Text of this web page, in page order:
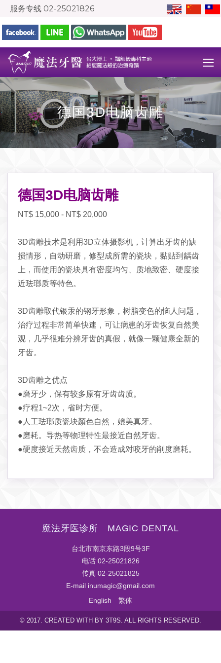
服务专线 02-25021826
德国3D电脑齿雕
德国3D电脑齿雕
NT$ 15,000 - NT$ 20,000
3D齿雕技术是利用3D立体摄影机，计算出牙齿的缺
损情形，自动研磨，修型成所需的瓷块，黏贴到龋齿
上，而使用的瓷块具有密度均匀、质地致密、硬度接
近珐瑯质等特色。
3D齿雕取代银汞的钢牙形象，树脂变色的恼人问题，
治疗过程非常简单快速，可让病患的牙齿恢复自然美
观，几乎很难分辨牙齿的真假，就像一颗健康全新的
牙齿。
3D齿雕之优点
●磨牙少，保有较多原有牙齿齿质。
●疗程1~2次，省时方便。
●人工珐瑯质瓷块顏色自然，媲美真牙。
●磨耗。导热等物理特性最接近自然牙齿。
●硬度接近天然齿质，不会造成对咬牙的削度磨耗。
魔法牙医诊所 MAGIC DENTAL
台北市南京东路3段9号3F
电话 02-25021826
传真 02-25021825
E-mail inumagic@gmail.com
English
繁体
© 2017. CREATED WITH BY 3T9S. ALL RIGHTS RESERVED.